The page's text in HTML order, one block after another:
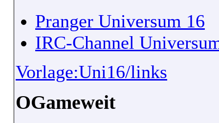
Pranger Universum 16
IRC-Channel
Vorlage:Uni16/links
OGameweit